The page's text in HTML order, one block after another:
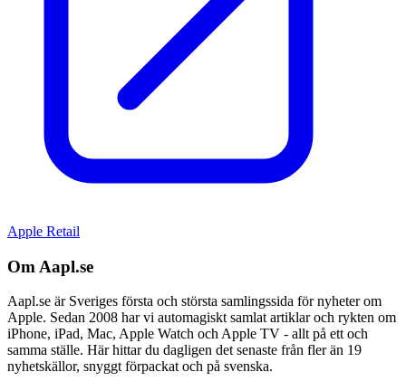
Apple Retail
Om Aapl.se
Aapl.se är Sveriges första och största samlingssida för nyheter om
Apple. Sedan 2008 har vi automagiskt samlat artiklar och rykten om
iPhone, iPad, Mac, Apple Watch och Apple TV - allt på ett och
samma ställe. Här hittar du dagligen det senaste från fler än 19
nyhetskällor, snyggt förpackat och på svenska.